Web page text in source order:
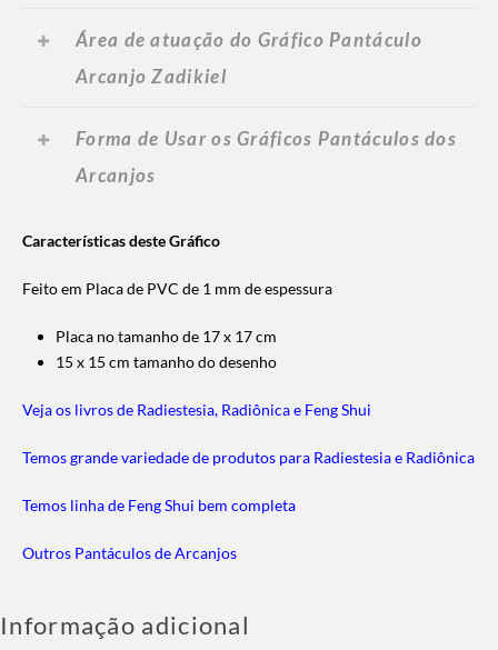
Área de atuação do Gráfico Pantáculo
Arcanjo Zadikiel
Forma de Usar os Gráficos Pantáculos dos
Arcanjos
Características deste Gráfico
Feito em Placa de PVC de 1 mm de espessura
Placa no tamanho de 17 x 17 cm
15 x 15 cm tamanho do desenho
Veja os livros de Radiestesia, Radiônica e Feng Shui
Temos grande variedade de produtos para Radiestesia e Radiônica
Temos linha de Feng Shui bem completa
Outros Pantáculos de Arcanjos
Informação adicional